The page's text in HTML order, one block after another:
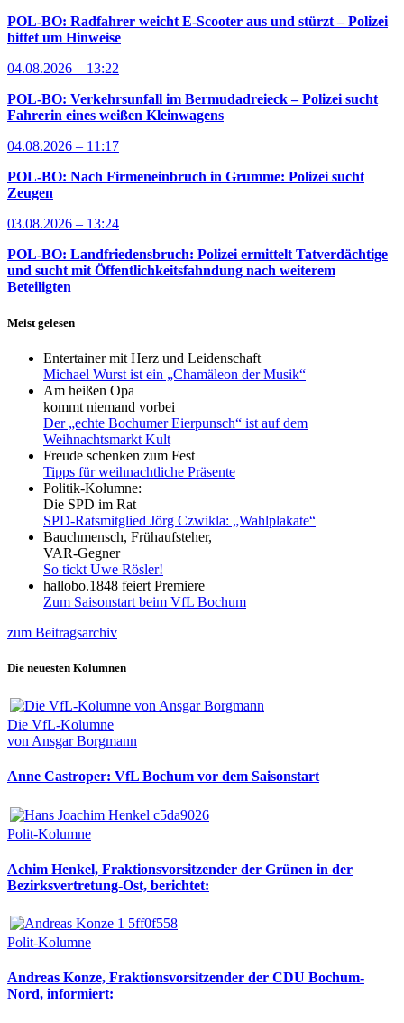
POL-BO: Radfahrer weicht E-Scooter aus und stürzt – Polizei
bittet um Hinweise
04.08.2026 – 13:22
POL-BO: Verkehrsunfall im Bermudadreieck – Polizei sucht
Fahrerin eines weißen Kleinwagens
04.08.2026 – 11:17
POL-BO: Nach Firmeneinbruch in Grumme: Polizei sucht
Zeugen
03.08.2026 – 13:24
POL-BO: Landfriedensbruch: Polizei ermittelt Tatverdächtige
und sucht mit Öffentlichkeitsfahndung nach weiterem
Beteiligten
Meist gelesen
Entertainer mit Herz und Leidenschaft
Michael Wurst ist ein „Chamäleon der Musik“
Am heißen Opa
kommt niemand vorbei
Der „echte Bochumer Eierpunsch“ ist auf dem
Weihnachtsmarkt Kult
Freude schenken zum Fest
Tipps für weihnachtliche Präsente
Politik-Kolumne:
Die SPD im Rat
SPD-Ratsmitglied Jörg Czwikla: „Wahlplakate“
Bauchmensch, Frühaufsteher,
VAR-Gegner
So tickt Uwe Rösler!
hallobo.1848 feiert Premiere
Zum Saisonstart beim VfL Bochum
zum Beitragsarchiv
Die neuesten Kolumnen
Die VfL-Kolumne
von Ansgar Borgmann
Anne Castroper: VfL Bochum vor dem Saisonstart
Polit-Kolumne
Achim Henkel, Fraktionsvorsitzender der Grünen in der
Bezirksvertretung-Ost, berichtet:
Polit-Kolumne
Andreas Konze, Fraktionsvorsitzender der CDU Bochum-
Nord, informiert: